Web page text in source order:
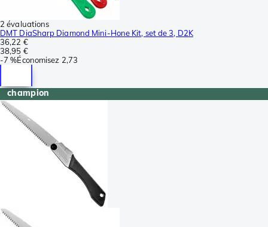
2 évaluations
DMT DiaSharp Diamond Mini-Hone Kit, set de 3, D2K
36,22 €
38,95 €
-7 %Économisez 2,73
champion